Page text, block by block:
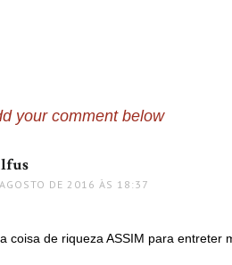
your comment below
DE 2016 ÀS 18:37
coisa de riqueza ASSIM para entreter